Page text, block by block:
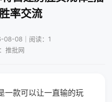
率交流
08-08｜阅读：1
推批网
一款可以让一直输的玩